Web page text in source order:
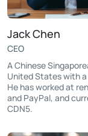
Jack Chen
CEO
A Chinese
United States with
He has worked at
and PayPal, and
CDN5.